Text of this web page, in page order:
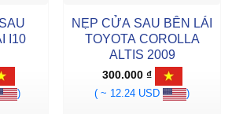
I10
)
NẸP CỬA SAU BÊN LÁI
TOYOTA COROLLA
ALTIS 2009
300.000 ₫
( ~ 12.24 USD
)